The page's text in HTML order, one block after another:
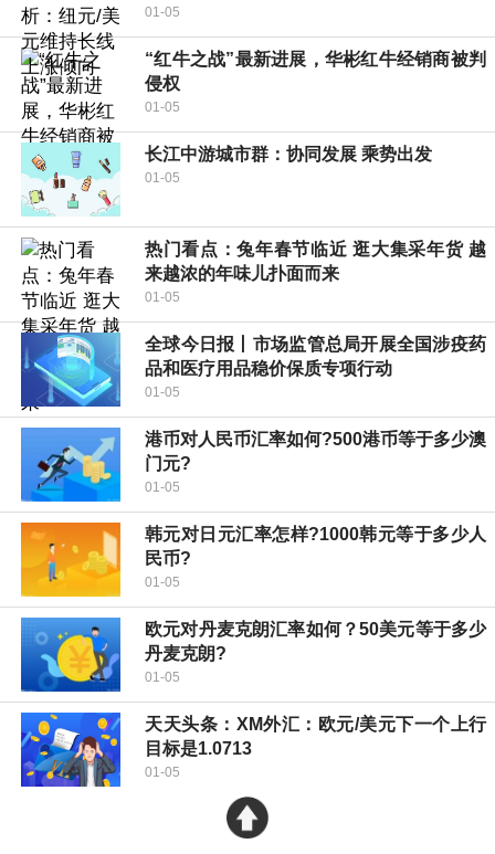
01-05
“红牛之战”最新进展，华彬红牛经销商被判
侵权
01-05
长江中游城市群：协同发展 乘势出发
01-05
热门看点：兔年春节临近 逛大集采年货 越
来越浓的年味儿扑面而来
01-05
全球今日报丨市场监管总局开展全国涉疫药
品和医疗用品稳价保质专项行动
01-05
港币对人民币汇率如何?500港币等于多少澳
门元?
01-05
韩元对日元汇率怎样?1000韩元等于多少人
民币?
01-05
欧元对丹麦克朗汇率如何？50美元等于多少
丹麦克朗?
01-05
天天头条：XM外汇：欧元/美元下一个上行
目标是1.0713
01-05